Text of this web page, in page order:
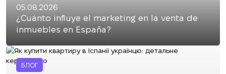
05.08.2026
¿Cuánto influye el marketing en la venta de
inmuebles en España?
БЛОГ